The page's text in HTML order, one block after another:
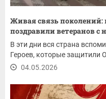
Живая связь поколений:
поздравили ветеранов
В эти дни вся страна
Героев, которые защитили
04.05.2026